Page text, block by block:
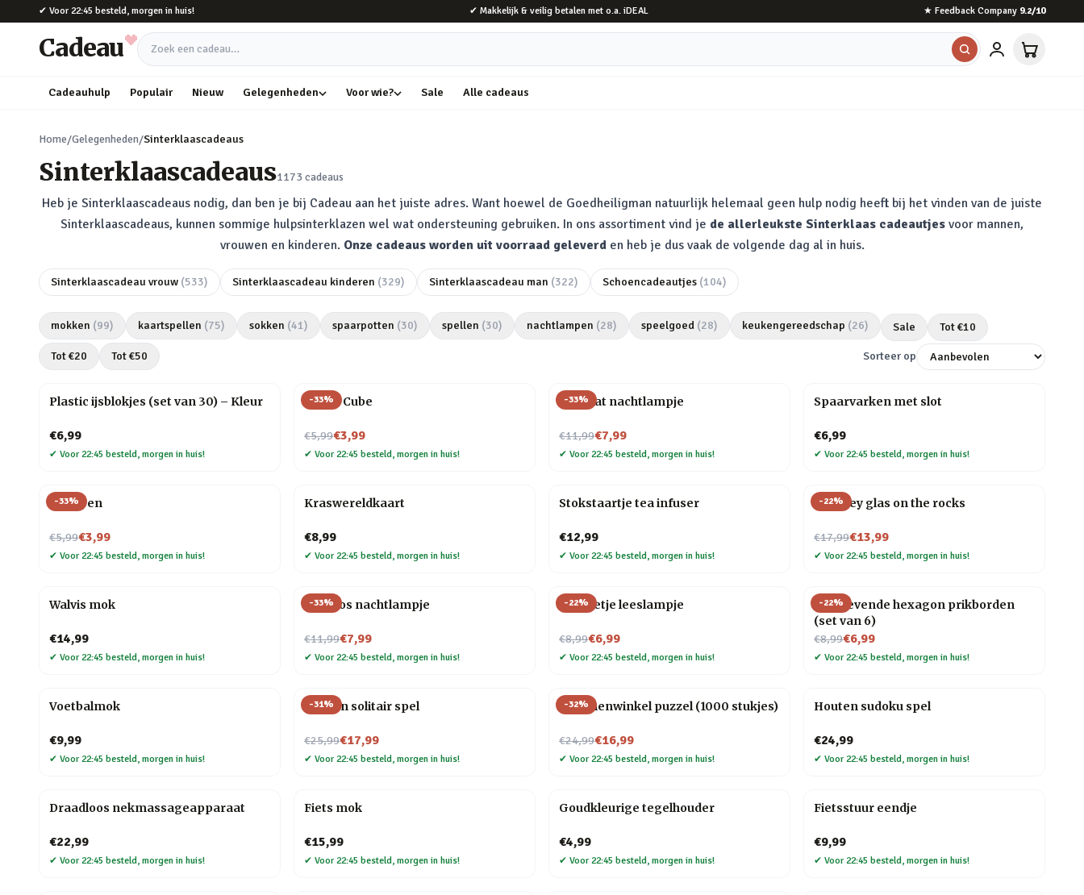
Naar hoofdinhoud
✔ Voor 22:45 besteld, morgen in huis! ✔ Makkelijk & veilig betalen met o.a. iDEAL ★ Feedback Company 9.2/10
Cadeau Zoek een cadeau
Cadeauhulp Populair Nieuw Gelegenheden Voor wie? Sale Alle cadeaus
Home/Gelegenheden/Sinterklaascadeaus
Sinterklaascadeaus1173 cadeaus
Heb je Sinterklaascadeaus nodig, dan ben je bij Cadeau aan het juiste adres. Want hoewel de Goedheiligman natuurlijk helemaal geen hulp nodig heeft bij het vinden van de juiste
Sinterklaascadeaus, kunnen sommige hulpsinterklazen wel wat ondersteuning gebruiken. In ons assortiment vind je de allerleukste Sinterklaas cadeautjes voor mannen,
vrouwen en kinderen. Onze cadeaus worden uit voorraad geleverden heb je dus vaak de volgende dag al in huis.
Sinterklaascadeau vrouw (533) Sinterklaascadeau kinderen (329) Sinterklaascadeau man (322) Schoencadeautjes (104)
mokken (99) kaartspellen (75) sokken (41) spaarpotten (30) spellen (30) nachtlampen (28) speelgoed (28) keukengereedschap (26) Sale Tot €10
Tot €20 Tot €50 Sorteer op
Plastic ijsblokjes (set van 30) – Kleur
€6,99
✔ Voor 22:45 besteld, morgen in huis!
-33%
Magic Cube
€5,99
Nu voor€3,99
✔ Voor 22:45 besteld, morgen in huis!
-33%
Mini kat nachtlampje
€11,99
Nu voor€7,99
✔ Voor 22:45 besteld, morgen in huis!
Spaarvarken met slot
€6,99
✔ Voor 22:45 besteld, morgen in huis!
-33%
Veer pen
€5,99
Nu voor€3,99
✔ Voor 22:45 besteld, morgen in huis!
Kraswereldkaart
€8,99
✔ Voor 22:45 besteld, morgen in huis!
Stokstaartje tea infuser
€12,99
✔ Voor 22:45 besteld, morgen in huis!
-22%
Whiskey glas on the rocks
€17,99
Nu voor€13,99
✔ Voor 22:45 besteld, morgen in huis!
Walvis mok
€14,99
✔ Voor 22:45 besteld, morgen in huis!
-33%
Mini vos nachtlampje
€11,99
Nu voor€7,99
✔ Voor 22:45 besteld, morgen in huis!
-22%
Mannetje leeslampje
€8,99
Nu voor€6,99
✔ Voor 22:45 besteld, morgen in huis!
-22%
Zelfklevende hexagon prikborden
(set van 6)
€8,99
Nu voor€6,99
✔ Voor 22:45 besteld, morgen in huis!
Voetbalmok
€9,99
✔ Voor 22:45 besteld, morgen in huis!
-31%
Houten solitair spel
€25,99
Nu voor€17,99
✔ Voor 22:45 besteld, morgen in huis!
-32%
Bloemenwinkel puzzel (1000 stukjes)
€24,99
Nu voor€16,99
✔ Voor 22:45 besteld, morgen in huis!
Houten sudoku spel
€24,99
✔ Voor 22:45 besteld, morgen in huis!
Draadloos nekmassageapparaat
€22,99
✔ Voor 22:45 besteld, morgen in huis!
Fiets mok
€15,99
✔ Voor 22:45 besteld, morgen in huis!
Goudkleurige tegelhouder
€4,99
✔ Voor 22:45 besteld, morgen in huis!
Fietsstuur eendje
€9,99
✔ Voor 22:45 besteld, morgen in huis!